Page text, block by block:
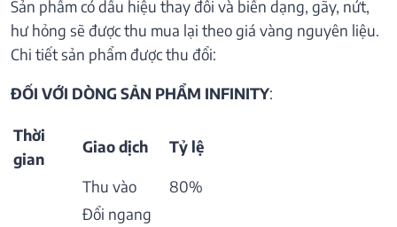
Sản phẩm có dấu hiệu thay đổi và biến dạng, gãy, nứt,
hư hỏng sẽ được thu mua lại theo giá vàng nguyên liệu.
Chi tiết sản phẩm được thu đổi:
ĐỐI VỚI DÒNG SẢN PHẨM INFINITY:
Thời
gian
Giao dịch Tỷ lệ
Thu vào
80%
Đổi ngang